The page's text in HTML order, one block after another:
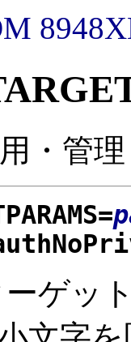
用・管
ーゲッ